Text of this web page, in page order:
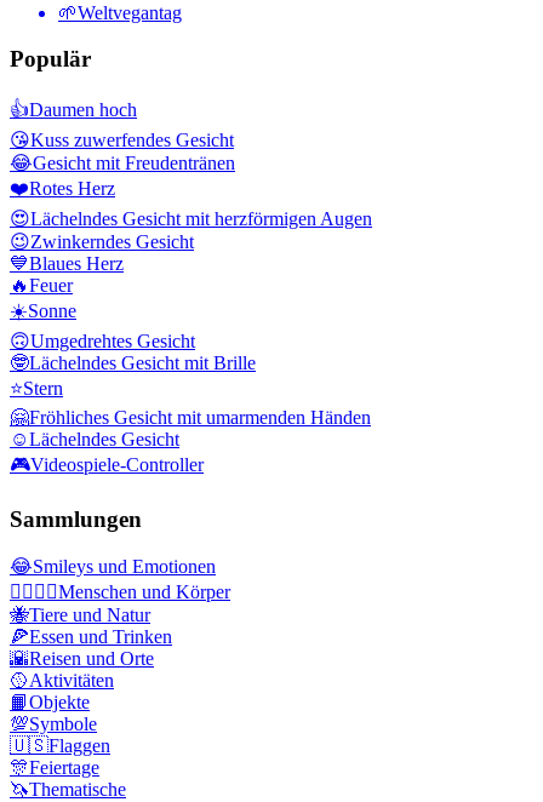
🌱Weltvegantag
Populär
👍Daumen hoch
😘Kuss zuwerfendes Gesicht
😂Gesicht mit Freudentränen
❤️Rotes Herz
😍Lächelndes Gesicht mit herzförmigen Augen
😉Zwinkerndes Gesicht
💙Blaues Herz
🔥Feuer
☀️Sonne
🙃Umgedrehtes Gesicht
🤓Lächelndes Gesicht mit Brille
⭐Stern
🤗Fröhliches Gesicht mit umarmenden Händen
☺️Lächelndes Gesicht
🎮Videospiele-Controller
Sammlungen
😂Smileys und Emotionen
👩‍❤️‍💋‍👨Menschen und Körper
🐝Tiere und Natur
🍕Essen und Trinken
🌇Reisen und Orte
🥎Aktivitäten
📙Objekte
💯Symbole
🇺🇸Flaggen
🎊Feiertage
🦄Thematische